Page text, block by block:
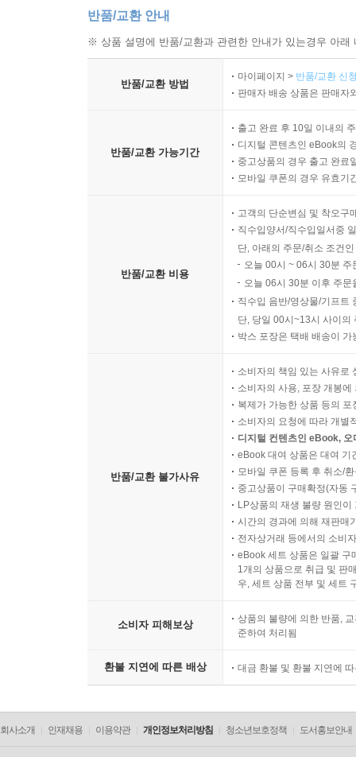
반품/교환 안내
※ 상품 설명에 반품/교환과 관련한 안내가 있는경우 아
반품/교환 방법
마이페이지 > 반품/교환 신
판매자 배송 상품은 판매자
반품/교환 가능기간
출고 완료 후 10일 이내의
디지털 콘텐츠인 eBook의
중고상품의 경우 출고 완료
모바일 쿠폰의 경우 유효기
반품/교환 비용
고객의 단순변심 및 착오구
직수입양서/직수입일서중
단, 아래의 주문/취소 조건
오늘 00시 ~ 06시 30분
오늘 06시 30분 이후 주
직수입 음반/영상물/기프트
단, 당일 00시~13시 사이의
박스 포장은 택배 배송이
반품/교환 불가사유
소비자의 책임 있는 사유로
소비자의 사용, 포장 개봉
복제가 가능한 상품 등의
소비자의 요청에 따라 개별
디지털 컨텐츠인 eBook,
eBook 대여 상품은 대여 기
모바일 쿠폰 등록 후 취소/
중고상품이 구매확정(자동
LP상품의 재생 불량 원인
시간의 경과에 의해 재판매
전자상거래 등에서의 소비
eBook 세트 상품은 일괄 구
1개의 상품으로 취급 및 판
우, 세트 상품 전부 및 세트
소비자 피해보상
상품의 불량에 의한 반품,
준하여 처리됨
환불 지연에 따른 배상 대금 환불 및 환불 지연에
회사소개 인재채용 이용약관 개인정보처리방침 청소년보호정책 도서홍보안내